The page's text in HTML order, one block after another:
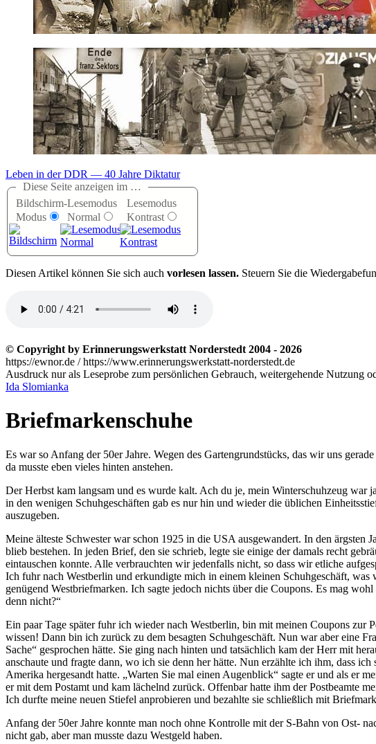
Leben in der DDR — 40 Jahre Diktatur
Diese Seite anzeigen im …
Bildschirm-
Modus
Lesemodus
Normal
Lesemodus
Kontrast
Diesen Artikel können Sie sich auch vorlesen lassen. Steuern Sie die
© Copyright by Erinnerungswerkstatt Norderstedt 2004 - 2026
https://ewnor.de / https://www.erinnerungswerkstatt-norderstedt.de
Ausdruck nur als Leseprobe zum persönlichen Gebrauch, weitergehende
Ida Slomianka
Briefmarkenschuhe
Es war so Anfang der 50er Jahre. Wegen des Gartengrundstücks, das wir uns
da musste eben vieles hinten anstehen.
Der Herbst kam langsam und es wurde kalt. Ach du je, mein Winterschuhzeug
in den wenigen Schuhgeschäften gab es nur hin und wieder die üblichen
auszugeben.
Meine älteste Schwester war schon 1925 in die USA ausgewandert. In den
blieb bestehen. In jeden Brief, den sie schrieb, legte sie einige der damals recht
eintauschen konnte. Alle verbrauchten wir jedenfalls nicht, so dass wir etliche
Ich fuhr nach Westberlin und erkundigte mich in einem kleinen Schuhgeschäft,
genügend Westbriefmarken. Ich sagte jedoch nichts über die Coupons. Es mag
denn nicht?
Ein paar Tage später fuhr ich wieder nach Westberlin, bin mit meinen Coupons
wissen! Dann bin ich zurück zu dem besagten Schuhgeschäft. Nun war aber eine
Sache
gesprochen hätte. Sie ging nach hinten und tatsächlich kam der Herr mit
anschaute und fragte dann, wo ich sie denn her hätte. Nun erzählte ich ihm, dass ich
Amerika hergesandt hatte.
Warten Sie mal einen Augenblick
sagte er und als er
er mit dem Postamt und kam lächelnd zurück. Offenbar hatte ihm der Postbeamte
Ich durfte meine neuen Stiefel anprobieren und bezahlte sie schließlich mit
Anfang der 50er Jahre konnte man noch ohne Kontrolle mit der S-Bahn von Ost-
nicht gab, aber man musste dazu Westgeld haben.